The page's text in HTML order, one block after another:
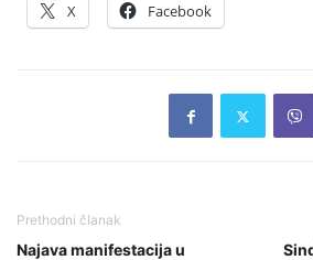
X Facebook
Prethodni članak
Najava manifestacija u